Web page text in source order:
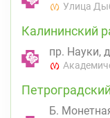
Улица
Калининский
пр. Науки,
Б.